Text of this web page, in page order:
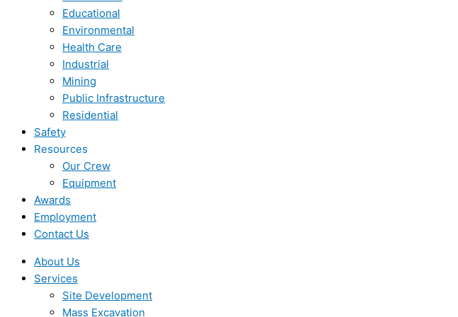
Educational
Environmental
Health Care
Industrial
Mining
Public Infrastructure
Residential
Safety
Resources
Our Crew
Equipment
Awards
Employment
Contact Us
About Us
Services
Site Development
Mass Excavation